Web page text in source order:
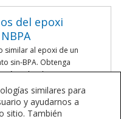
del epoxi
similar al epoxi de un
sin-BPA. Obtenga
sobre los
valPure V70.similares para
y ayudarnos a
sitio. También